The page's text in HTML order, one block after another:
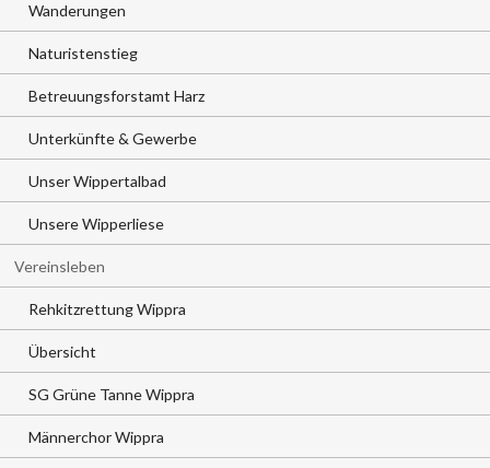
Wanderungen
Naturistenstieg
Betreuungsforstamt Harz
Unterkünfte & Gewerbe
Unser Wippertalbad
Unsere Wipperliese
Vereinsleben
Rehkitzrettung Wippra
Übersicht
SG Grüne Tanne Wippra
Männerchor Wippra